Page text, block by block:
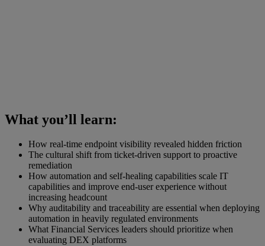
What you’ll learn:
How real-time endpoint visibility revealed hidden friction
The cultural shift from ticket-driven support to proactive
remediation
How automation and self-healing capabilities scale IT
capabilities and improve end-user experience without
increasing headcount
Why auditability and traceability are essential when deploying
automation in heavily regulated environments
What Financial Services leaders should prioritize when
evaluating DEX platforms